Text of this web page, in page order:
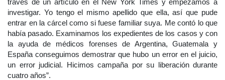
investigar. Yo tengo el mismo apellido que ella, así que pude
entrar en la cárcel como si fuese familiar suya. Me contó lo que
había pasado. Examinamos los expedientes de los casos y con
la ayuda de médicos forenses de Argentina, Guatemala y
España conseguimos demostrar que hubo un error en el juicio,
un error judicial. Hicimos campaña por su liberación durante
cuatro años”.